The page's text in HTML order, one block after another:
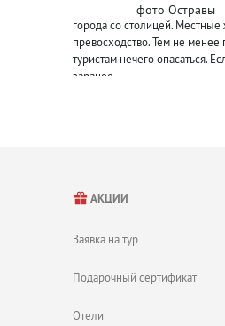
фото Остравы
города со столицей.
превосходство. Тем не
туристам нечего опасаться.
заранее.
Посетите театр,
В Остраве побывайте
Отправьтесь на
Продегустируйте
АКЦИИ
Заявка на тур
Подарочный сертификат
Отели